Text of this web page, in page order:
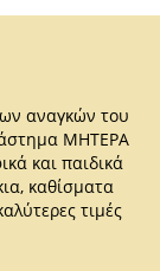
αναγκών του
ΜΗΤΕΡΑ
και παιδικά
καθίσματα
τιμές